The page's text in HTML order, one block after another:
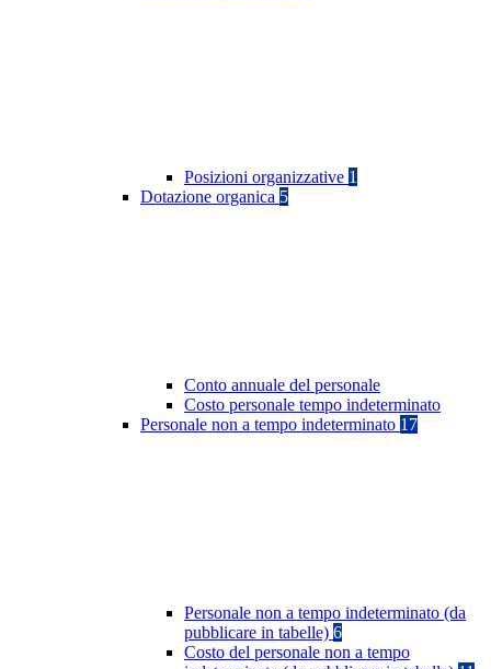
Posizioni organizzative 1
Dotazione organica 5
Conto annuale del personale
Costo personale tempo indeterminato
Personale non a tempo indeterminato 17
Personale non a tempo indeterminato (da
pubblicare in tabelle) 6
Costo del personale non a tempo